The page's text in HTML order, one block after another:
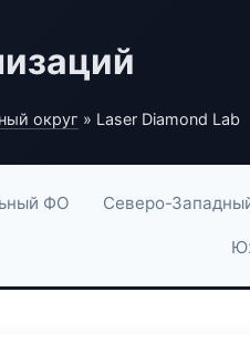
округ » Laser Diamond Lab
ФО Северо-